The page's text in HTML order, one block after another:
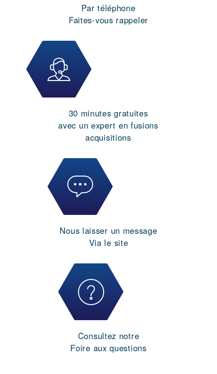
Par téléphone
Faites-vous rappeler
30 minutes gratuites
avec un expert en fusions
acquisitions
Nous laisser un message
Via le site
Consultez notre
Foire aux questions